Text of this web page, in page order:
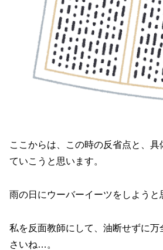
ここからは、この時の反省点と、具
ていこうと思います。
雨の日にウーバーイーツをしようと
私を反面教師にして、油断せずに
さいね…。